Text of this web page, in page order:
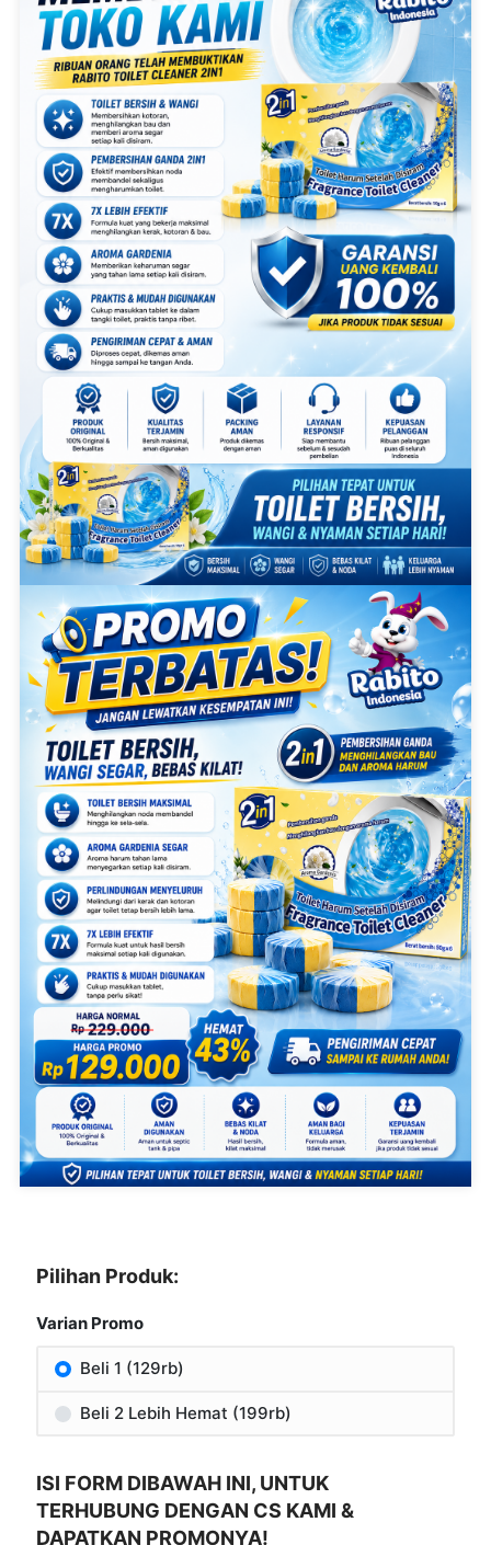
Pilihan Produk:
Varian Promo
Beli 1 (129rb)
Beli 2 Lebih Hemat (199rb)
ISI FORM DIBAWAH INI, UNTUK
TERHUBUNG DENGAN CS KAMI &
DAPATKAN PROMONYA!